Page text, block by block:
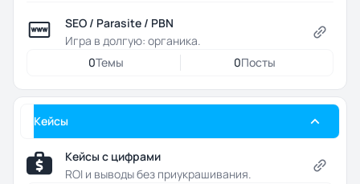
SEO / Parasite / PBN
Игра в долгую: органика.
0Темы 0Посты
Кейсы
Кейсы с цифрами
ROI и выводы без приукрашивания.